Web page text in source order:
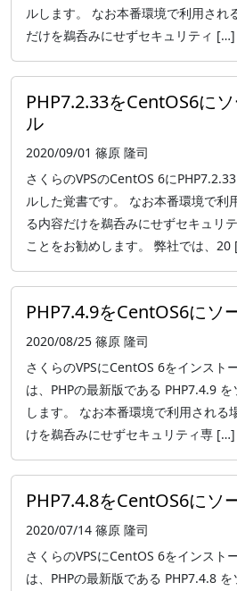
ルします。 なお本番環境で利用され
だけを鵜呑みにせずセキュリティ […]
PHP7.2.33をCentOS6に
ル
2020/09/01 篠原 隆司
さくらのVPSのCentOS 6に
ルした覚書です。 なお本番環境で利
る内容だけを鵜呑みにせずセキュリ
ことをお勧めします。 弊社では、
PHP7.4.9をCentOS6にソ
2020/08/25 篠原 隆司
さくらのVPSにCentOS 6をインスト
は、PHPの最新版である PHP7.4.9
します。 なお本番環境で利用される
けを鵜呑みにせずセキュリティ専 […]
PHP7.4.8をCentOS6にソ
2020/07/14 篠原 隆司
さくらのVPSにCentOS 6をインスト
は、PHPの最新版である PHP7.4.8